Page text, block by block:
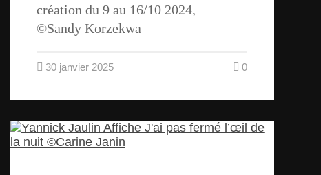
création du 9 au 16/10 2024,
©Sandy Korzekwa
30 janvier 2025 0